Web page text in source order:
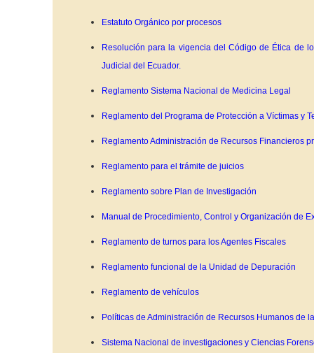
Estatuto Orgánico por procesos
Resolución para la vigencia del Código de Ética de
Judicial del Ecuador.
Reglamento Sistema Nacional de Medicina Legal
Reglamento del Programa de Protección a Víctimas y
Reglamento Administración de Recursos Financieros
Reglamento para el trámite de juicios
Reglamento sobre Plan de Investigación
Manual de Procedimiento, Control y Organización de
Reglamento de turnos para los Agentes Fiscales
Reglamento funcional de la Unidad de Depuración
Reglamento de vehículos
Políticas de Administración de Recursos Humanos de
Sistema Nacional de investigaciones y Ciencias